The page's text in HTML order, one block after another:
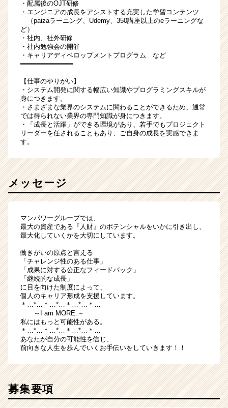
・配属後のOJT研修
・エンジニアの成長をアシストする充実した学習コンテンツ
（paizaラーニング、Udemy、350講座以上のeラーニングな
ど）
・社内、社外研修
・社内勉強会の開催
・キャリアディベロップメントプログラム など
━━━━━━━━━━━━━
【仕事のやりがい】
・システム開発に関する幅広い知識やプログラミングスキルが
身につきます。
・さまざまな業界のシステムに関わることができるため、通常
では得られない業界の専門知識が身につきます。
・「成長と活躍」ができる環境があり、若手でもプロジェクト
リーダーを任されることもあり、ご自身の成長を実感できま
す。
メッセージ
マンパワーグループでは、
最大の資産である『人財』のポテンシャルをいかに引き出し、
最大化していくかを大切にしています。
働きがいの原点と言える
「チャレンジ性のある仕事」
「成果に対する公正なフィードバック」
「継続的な成長」
に目を向けた制度によって、
個人のキャリア形成を支援しています。
＊…*…＊…*…＊…*…＊…
～I am MORE.～
私にはもっと可能性がある。
＊…*…＊…*…＊…*…＊…
あなたが自分の可能性を信じ、
前向きな人生を歩んでいくお手伝いをしていきます！！
募集要項